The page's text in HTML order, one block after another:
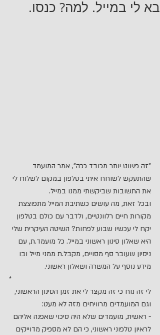
בא לי במייל. למה? כנסו.
"זה פשוט יותר מכובד ככה", אמר המועמד
שהתעקש לשוחח איתי בטלפון במקום לשלוח לי
את התשובות שביקשתי ממנו במייל.
ובכל זאת, מה עושים כשתיבת המייל מתפוצצת
מקורות חיים רלוונטיים, ולדבר עם כולם בטלפון
יקח לי עכשיו שבוע לפחות? השיטה העיקרית שלי
היא שאלון סינון ראשוני במייל. כל מועמד.ת, עם
ניסיון שעובר סף מסויים, מקבל.ת ממני מייל ובו
מידע נוסף על המשרה ושאלון ראשוני.
*
לי זה נוח כי זה מקצר לי את זמן הסינון הראשוני,
וגם המועמדים מרוויחים מזה לא מעט:
- ראשית, מועמדים שלא היה סיכוי שאפנה אליהם
לראיון טלפוני ראשוני, כי הם לא מספיק מדוייקים